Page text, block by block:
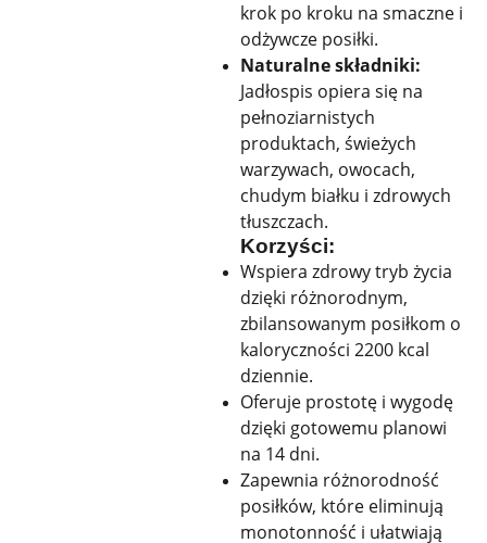
krok po kroku na smaczne i
odżywcze posiłki.
Naturalne składniki:
Jadłospis opiera się na
pełnoziarnistych
produktach, świeżych
warzywach, owocach,
chudym białku i zdrowych
tłuszczach.
Korzyści:
Wspiera zdrowy tryb życia
dzięki różnorodnym,
zbilansowanym posiłkom o
kaloryczności 2200 kcal
dziennie.
Oferuje prostotę i wygodę
dzięki gotowemu planowi
na 14 dni.
Zapewnia różnorodność
posiłków, które eliminują
monotonność i ułatwiają